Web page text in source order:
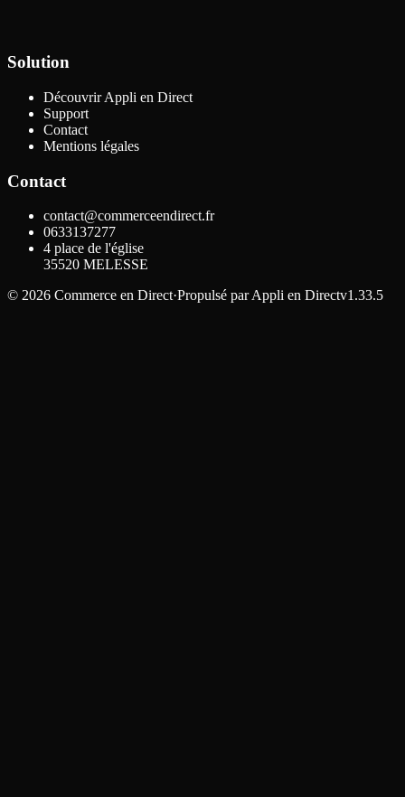
Solution
Découvrir Appli en Direct
Support
Contact
Mentions légales
Contact
contact@commerceendirect.fr
0633137277
4 place de l'église
35520 MELESSE
© 2026 Commerce en Direct·Propulsé par Appli en Directv1.33.5